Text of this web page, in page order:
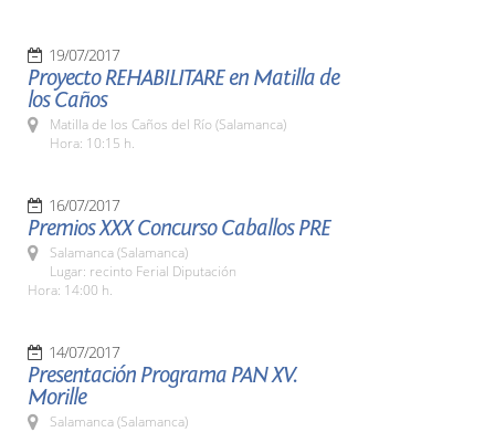
19/07/2017
Proyecto REHABILITARE en Matilla de
los Caños
Matilla de los Caños del Río (Salamanca)
Hora: 10:15 h.
16/07/2017
Premios XXX Concurso Caballos PRE
Salamanca (Salamanca)
Lugar: recinto Ferial Diputación
Hora: 14:00 h.
14/07/2017
Presentación Programa PAN XV.
Morille
Salamanca (Salamanca)